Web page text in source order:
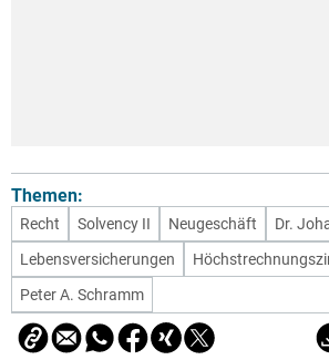
Themen:
Recht Solvency II Neugeschäft
Dr.
Lebensversicherungen
Peter A. Schramm